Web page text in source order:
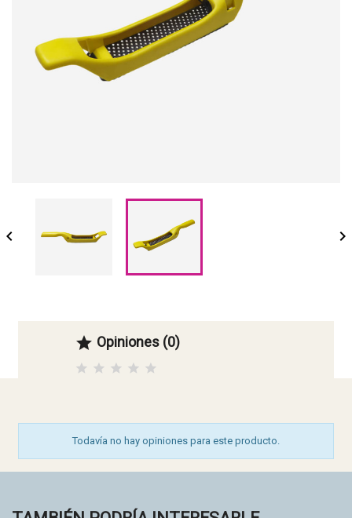
 
 Opiniones (0)
Todavía no hay opiniones para este producto.